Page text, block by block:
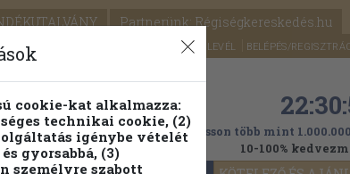
Partnerünk: Régiségkereskedés.hu
SEGÍTSÉG HÍRLEVÉL BELÉPÉS/
Témaköri fa
Válogasson több mint
10-100%
cookie-kat alkalmazza:
technikai cookie, (2)
igénybe vételét
gyorsabbá, (3)
személyre szabott